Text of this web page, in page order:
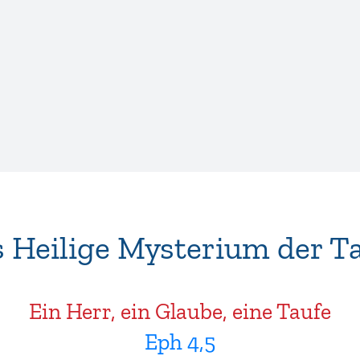
Heilige Mysterium der
Ein Herr, ein Glaube, eine Taufe
Eph 4,5